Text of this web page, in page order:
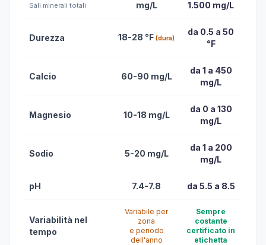
Sali minerali totali mg/L 1.500 mg/L
Durezza 18-28 °F (dura)
da 0.5 a 50
°F
Calcio 60-90 mg/L
da 1 a 450
mg/L
Magnesio 10-18 mg/L
da 0 a 130
mg/L
Sodio 5-20 mg/L
da 1 a 200
mg/L
pH 7.4-7.8 da 5.5 a 8.5
Variabilità nel
tempo
Variabile per
zona
e periodo
dell'anno
Sempre
costante
certificato in
etichetta